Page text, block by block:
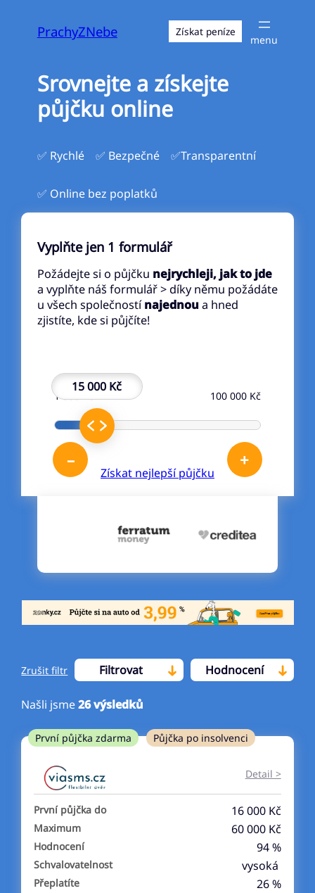
PrachyZNebe Získat peníze
Srovnejte a získejte
půjčku online
✅ Rychlé ✅ Bezpečné ✅Transparentní
✅ Online bez poplatků
Vyplňte jen 1 formulář
Požádejte si o půjčku nejrychleji, jak to jde
a vyplňte náš formulář > díky němu požádáte
u všech společnostínajednou a hned
zjistíte, kde si půjčíte!
15 000 Kč
– +
1 000 Kč 100 000 Kč
Získat nejlepší půjčku
Zrušit filtr Filtrovat Hodnocení
Od
První půjčka zdarma
–
ano
ne
Našli jsme26výsledků
První půjčka zdarma Půjčka po insolvenci
Detail >
První půjčka do 16 000 Kč
Maximum 60 000 Kč
Hodnocení 94 %
Schvalovatelnost vysoká
Přeplatíte
26 %